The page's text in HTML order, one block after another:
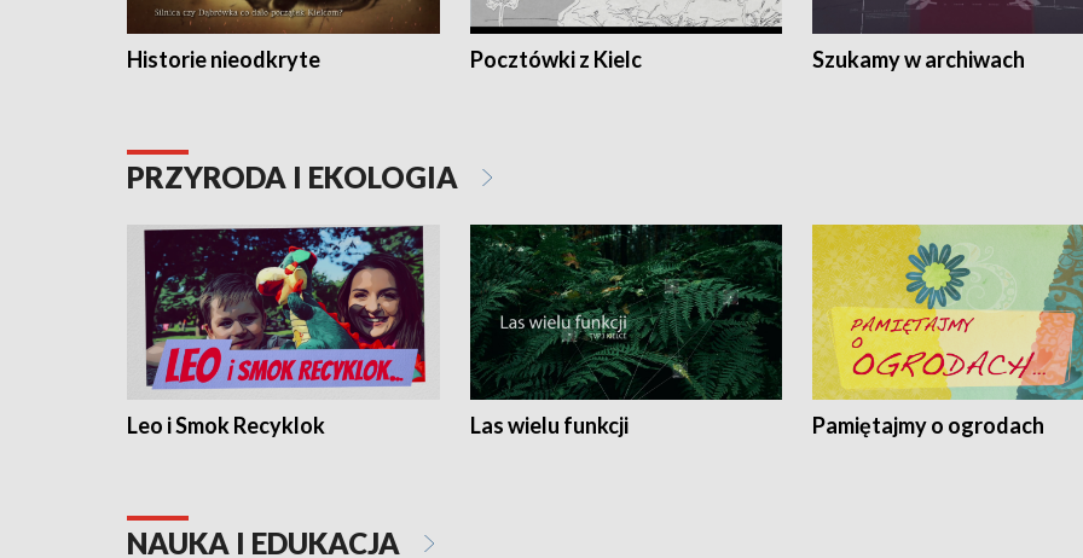
Historie nieodkryte Pocztówki z Kielc Szukamy w archiwach
PRZYRODA I EKOLOGIA
Leo i Smok Recyklok Las wielu funkcji Pamiętajmy o ogrodach
NAUKA I EDUKACJA